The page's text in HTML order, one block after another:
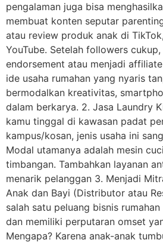
pengalaman juga bisa
membuat konten seputar
atau review produk anak di
YouTube. Setelah followers
endorsement atau menjadi
ide usaha rumahan yang nyaris
bermodalkan kreativitas,
dalam berkarya. 2. Jasa Laundry
kamu tinggal di kawasan padat
kampus/kosan, jenis usaha ini
Modal utamanya adalah mesin
timbangan. Tambahkan layanan
menarik pelanggan 3. Menjadi
Anak dan Bayi (Distributor atau
salah satu peluang bisnis
dan memiliki perputaran omset
Mengapa? Karena anak-anak